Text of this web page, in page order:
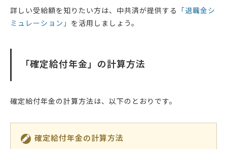
詳しい受給額を知りたい方は、中共済が提供する 「退職金シ
ミュレーション」 を活用しましょう。
「確定給付年金」の計算方法
確定給付年金の計算方法は、以下のとおりです。
確定給付年金の計算方法